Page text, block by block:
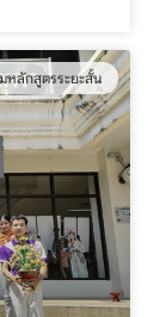
หลักสูตรระยะสั้น